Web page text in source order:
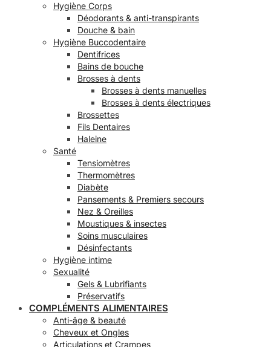
Hygiène Corps
Déodorants & anti-transpirants
Douche & bain
Hygiène Buccodentaire
Dentifrices
Bains de bouche
Brosses à dents
Brosses à dents manuelles
Brosses à dents électriques
Brossettes
Fils Dentaires
Haleine
Santé
Tensiomètres
Thermomètres
Diabète
Pansements & Premiers secours
Nez & Oreilles
Moustiques & insectes
Soins musculaires
Désinfectants
Hygiène intime
Sexualité
Gels & Lubrifiants
Préservatifs
COMPLÉMENTS ALIMENTAIRES
Anti-âge & beauté
Cheveux et Ongles
Articulations et Crampes